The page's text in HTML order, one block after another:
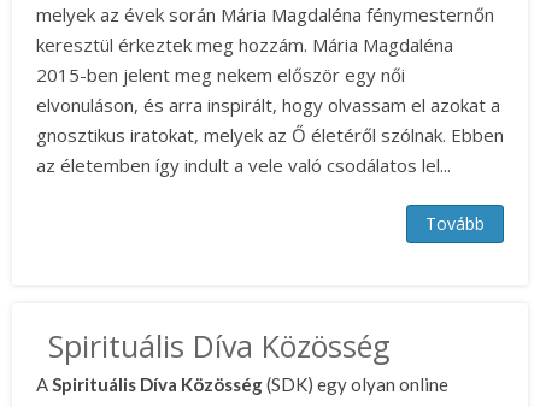
melyek az évek során Mária Magdaléna fénymesternőn
keresztül érkeztek meg hozzám. Mária Magdaléna
2015-ben jelent meg nekem először egy női
elvonuláson, és arra inspirált, hogy olvassam el azokat a
gnosztikus iratokat, melyek az Ő életéről szólnak. Ebben
az életemben így indult a vele való csodálatos lel...
Tovább
Spirituális Díva Közösség
ASpirituális Díva Közösség(SDK) egy olyan online